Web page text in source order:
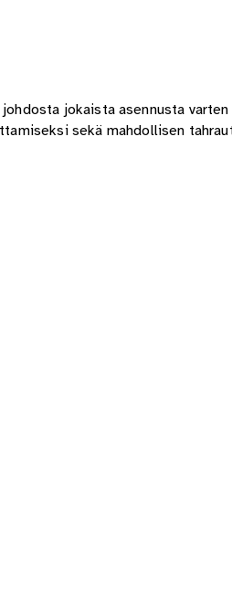
jokaista asennusta
sekä mahdollisen